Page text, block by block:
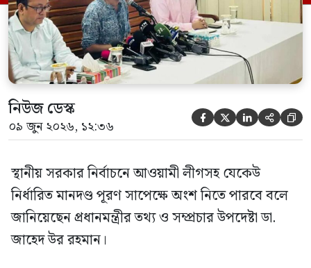
নিউজ ডেস্ক
০৯ জুন ২০২৬, ১২:৩৬     
স্থানীয় সরকার নির্বাচনে আওয়ামী লীগসহ যেকেউ
নির্ধারিত মানদণ্ড পূরণ সাপেক্ষে অংশ নিতে পারবে বলে
জানিয়েছেন প্রধানমন্ত্রীর তথ্য ও সম্প্রচার উপদেষ্টা ডা.
জাহেদ উর রহমান।